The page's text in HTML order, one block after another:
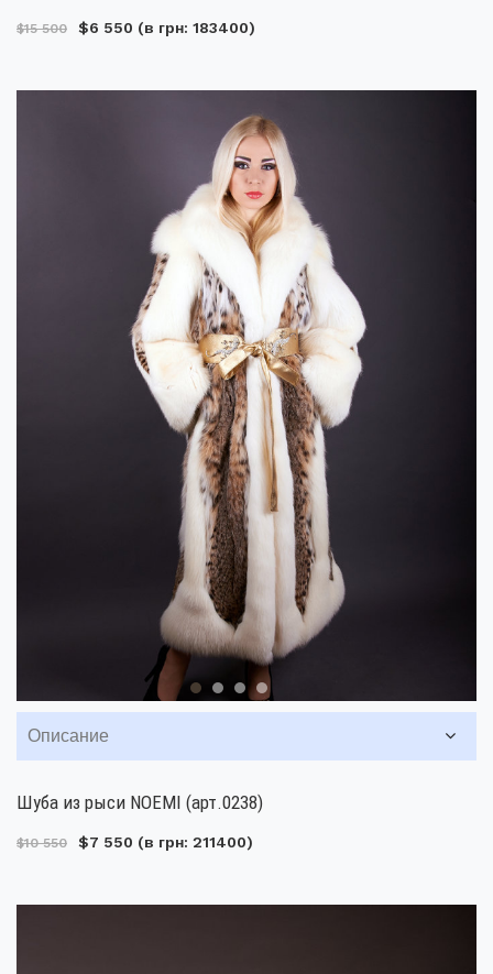
$15 500 $6 550 (в грн: 183400)
Описание
Шуба из рыси NOEMI (арт.0238)
$10 550 $7 550 (в грн: 211400)